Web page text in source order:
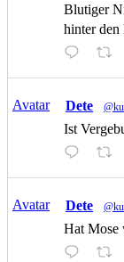
Blutiger
hinter den
Avatar Dete
Ist
Avatar Dete
Hat Mose